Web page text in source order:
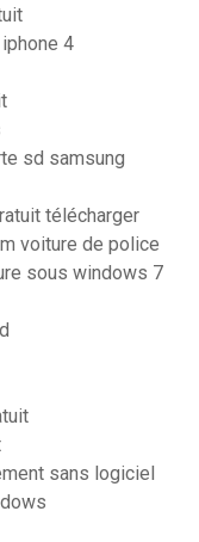
4
sd samsung
télécharger
voiture de police
sous windows 7
sans logiciel